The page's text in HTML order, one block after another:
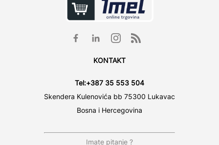
KONTAKT
Tel:+387 35 553 504
Skendera Kulenovića bb 75300 Lukavac
Bosna i Hercegovina
Imate pitanje ?